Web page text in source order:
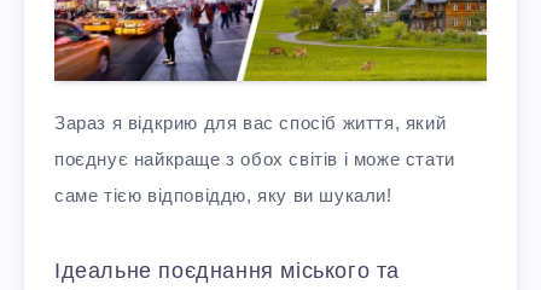
Зараз я відкрию для вас спосіб життя, який
поєднує найкраще з обох світів і може стати
саме тією відповіддю, яку ви шукали!
Ідеальне поєднання міського та